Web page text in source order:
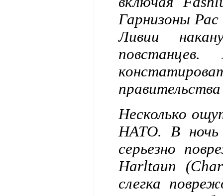
Гарнизоны
Ливии
Несколько
НАТО. В ночь
серьезно
Harltaun
слегка